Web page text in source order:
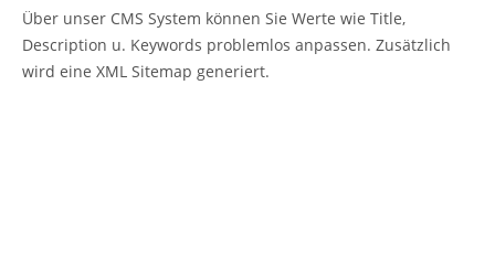
Über unser CMS System können Sie Werte wie Title,
Description u. Keywords problemlos anpassen. Zusätzlich
wird eine XML Sitemap generiert.